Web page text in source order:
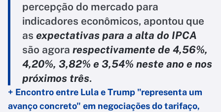
percepção do mercado para
indicadores econômicos, apontou que
as expectativas para a alta do IPCA
são agora respectivamente de 4,56%,
4,20%, 3,82% e 3,54% neste ano e nos
próximos três.
+ Encontro entre Lula e Trump "representa um
avanço concreto" em negociações do tarifaço,